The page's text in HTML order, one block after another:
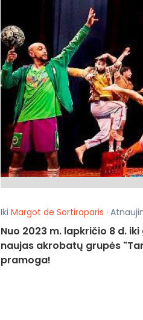
Iki Margot de Sortiraparis ·
Nuo 2023 m. lapkričio 8 d.
naujas akrobatų grupės
pramoga!